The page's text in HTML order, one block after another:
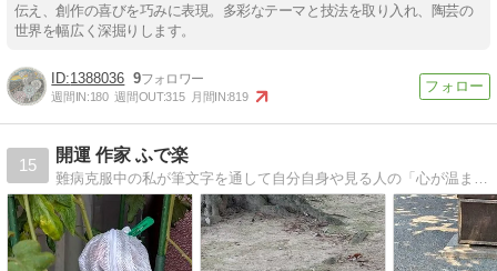
伝え、創作の喜びを巧みに表現。多彩なテーマと技法を取り入れ、陶芸の
世界を幅広く深掘りします。
1388036 9
週間IN:180 週間OUT:315 月間IN:819
15
開運 作家 ふで楽
難病克服中の私が筆文字を通して自分自身や見る人の「心が温まる！元気が出る！金運を上げる」品物 をお届けしています。メルカリ（ふで楽）・TwitterとInstagram（@huderaku）Facebook（小島鈴華）にて活動中です